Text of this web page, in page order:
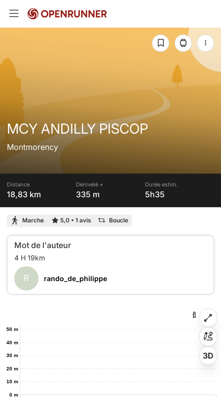
MCY ANDILLY PISCOP
Montmorency
Distance
18,83 km
Dénivelé +
335 m
Durée estim.
5h35
Marche 5,0 • 1 avis Boucle
Mot de l'auteur
R rando_de_philippe
0 m
10 m
20 m
30 m
40 m
50 m
3D